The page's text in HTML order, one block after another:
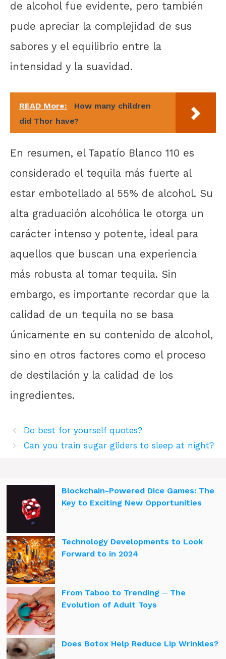
de alcohol fue evidente, pero también
pude apreciar la complejidad de sus
sabores y el equilibrio entre la
intensidad y la suavidad.
READ More:
How many children
did Thor have?
En resumen, el Tapatío Blanco 110 es
considerado el tequila más fuerte al
estar embotellado al 55% de alcohol. Su
alta graduación alcohólica le otorga un
carácter intenso y potente, ideal para
aquellos que buscan una experiencia
más robusta al tomar tequila. Sin
embargo, es importante recordar que la
calidad de un tequila no se basa
únicamente en su contenido de alcohol,
sino en otros factores como el proceso
de destilación y la calidad de los
ingredientes.
Do best for yourself quotes?
Can you train sugar gliders to sleep at night?
Blockchain-Powered Dice Games: The
Key to Exciting New Opportunities
Technology Developments to Look
Forward to in 2024
From Taboo to Trending ─ The
Evolution of Adult Toys
Does Botox Help Reduce Lip Wrinkles?